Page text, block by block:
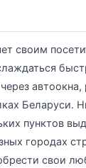
своим
Беларуси.
пунктов
городах
свои